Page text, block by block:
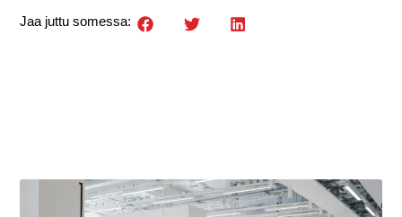
Jaa juttu somessa: